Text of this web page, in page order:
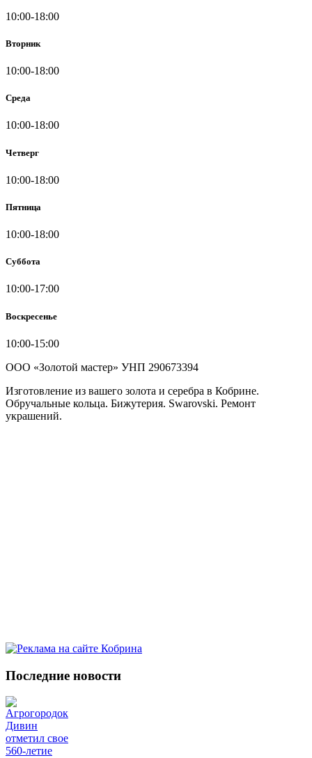
10:00-18:00
Вторник
10:00-18:00
Среда
10:00-18:00
Четверг
10:00-18:00
Пятница
10:00-18:00
Суббота
10:00-17:00
Воскресенье
10:00-15:00
ООО «Золотой мастер» УНП 290673394
Изготовление из вашего золота и серебра в Кобрине.
Обручальные кольца. Бижутерия. Swarovski. Ремонт
украшений.
Последние новости